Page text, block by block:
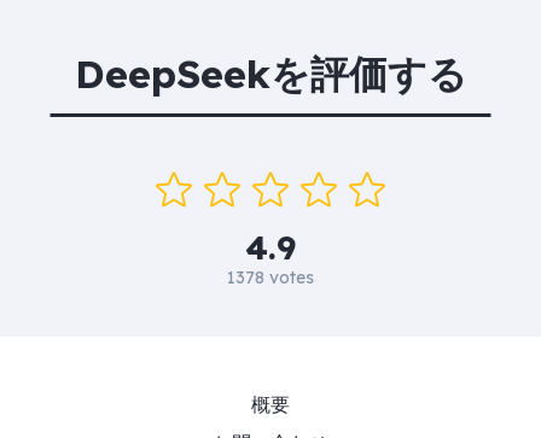
DeepSeekを評価する
4.9
1378 votes
概要